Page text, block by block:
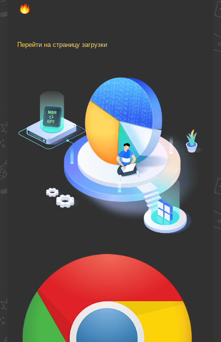
Перейти на страницу загрузки